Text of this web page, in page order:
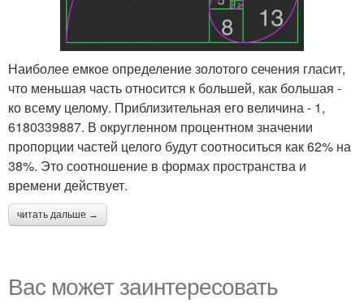
Наиболее емкое определение золотого сечения гласит,
что меньшая часть относится к большей, как большая -
ко всему целому. Приблизительная его величина - 1,
6180339887. В округленном процентном значении
пропорции частей целого будут соотноситься как 62% на
38%. Это соотношение в формах пространства и
времени действует.
читать дальше →
Вас может заинтересовать